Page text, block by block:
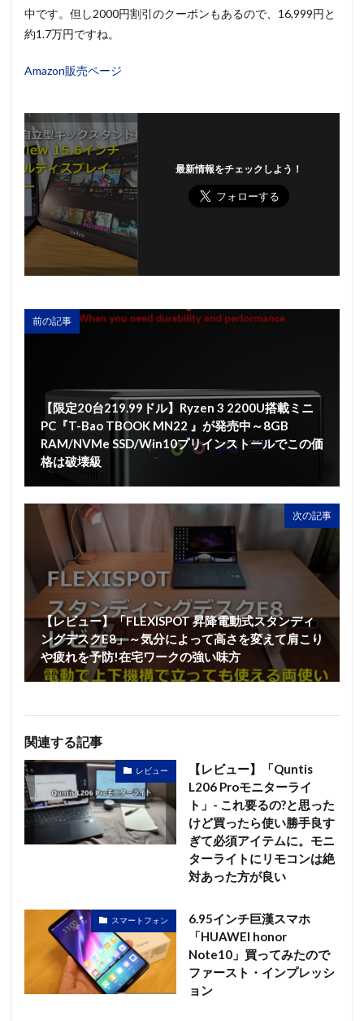
中です。但し2000円割引のクーポンもあるので、16,999円と
約1.7万円ですね。
Amazon販売ページ
最新情報をチェックしよう！
前の記事
【限定20台219.99ドル】Ryzen 3 2200U搭載ミニ
PC『T-Bao TBOOK MN22 』が発売中～8GB
RAM/NVMe SSD/Win10プリインストールでこの価
格は破壊級
次の記事
【レビュー】「FLEXISPOT 昇降電動式スタンディ
ングデスクE8」～気分によって高さを変えて肩こり
や疲れを予防!在宅ワークの強い味方
関連する記事
レビュー
【レビュー】「Quntis
L206 Proモニターライ
ト」- これ要るの?と思った
けど買ったら使い勝手良す
ぎて必須アイテムに。モニ
ターライトにリモコンは絶
対あった方が良い
スマートフォン
6.95インチ巨漢スマホ
「HUAWEI honor
Note10」買ってみたので
ファースト・インプレッシ
ョン